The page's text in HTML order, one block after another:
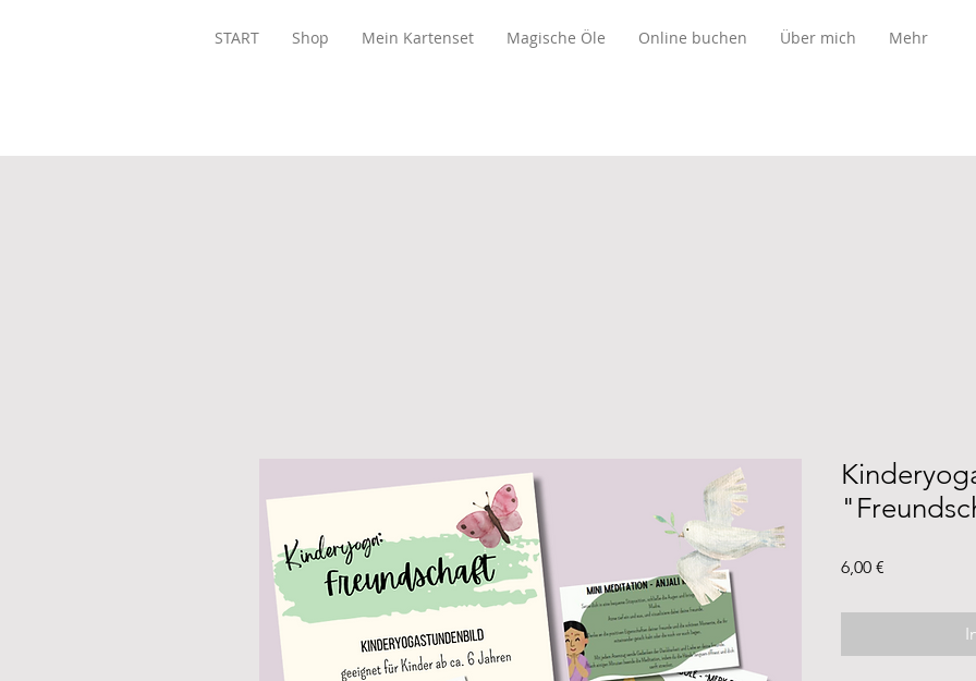
START Shop Mein Kartenset Magische Öle Online buchen Über mich Mehr
6,00 €